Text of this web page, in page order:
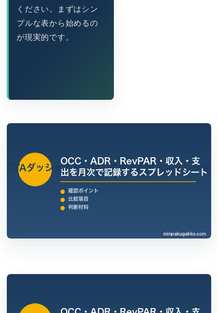
ください。まずはシン
プルな表から始めるの
が現実的です。